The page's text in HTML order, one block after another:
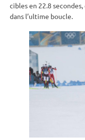
cibles en 22.8
dans l’ultime boucle.